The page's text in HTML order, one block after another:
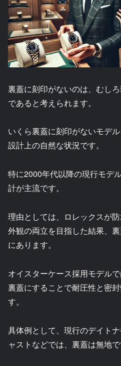
裏蓋に刻印がないのは、むし
であると考えられます。
いくら裏蓋に刻印がないモデ
設計上の自然な状況です。
特に2000年代以降の現行モデ
計が主流です。
理由としては、ロレックスが
外観の両立を目指した結果、
にあります。
オイスターケース採用モデル
裏蓋にすることで耐圧性と密
す。
具体例として、現行のデイト
ャストなどでは、裏蓋は無地で